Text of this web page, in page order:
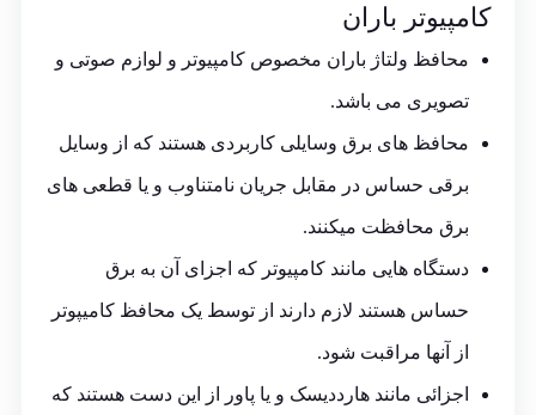
کامپیوتر باران
محافظ ولتاژ باران مخصوص کامپیوتر و لوازم صوتی و
تصویری می باشد.
محافظ های برق وسایلی کاربردی هستند که از وسایل
برقی حساس در مقابل جریان نامتناوب و یا قطعی های
برق محافظت میکنند.
دستگاه هایی مانند کامپیوتر که اجزای آن به برق
حساس هستند لازم دارند از توسط یک محافظ کامیپوتر
از آنها مراقبت شود.
اجزائی مانند هارددیسک و یا پاور از این دست هستند که